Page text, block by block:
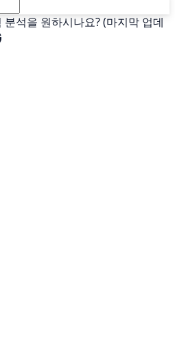
석을 원하시나요? (마지막 업데